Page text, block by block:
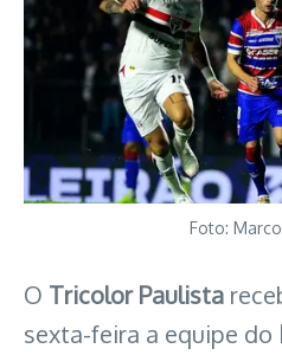
Foto:
O Tricolor Paulista
sexta-feira a equipe do